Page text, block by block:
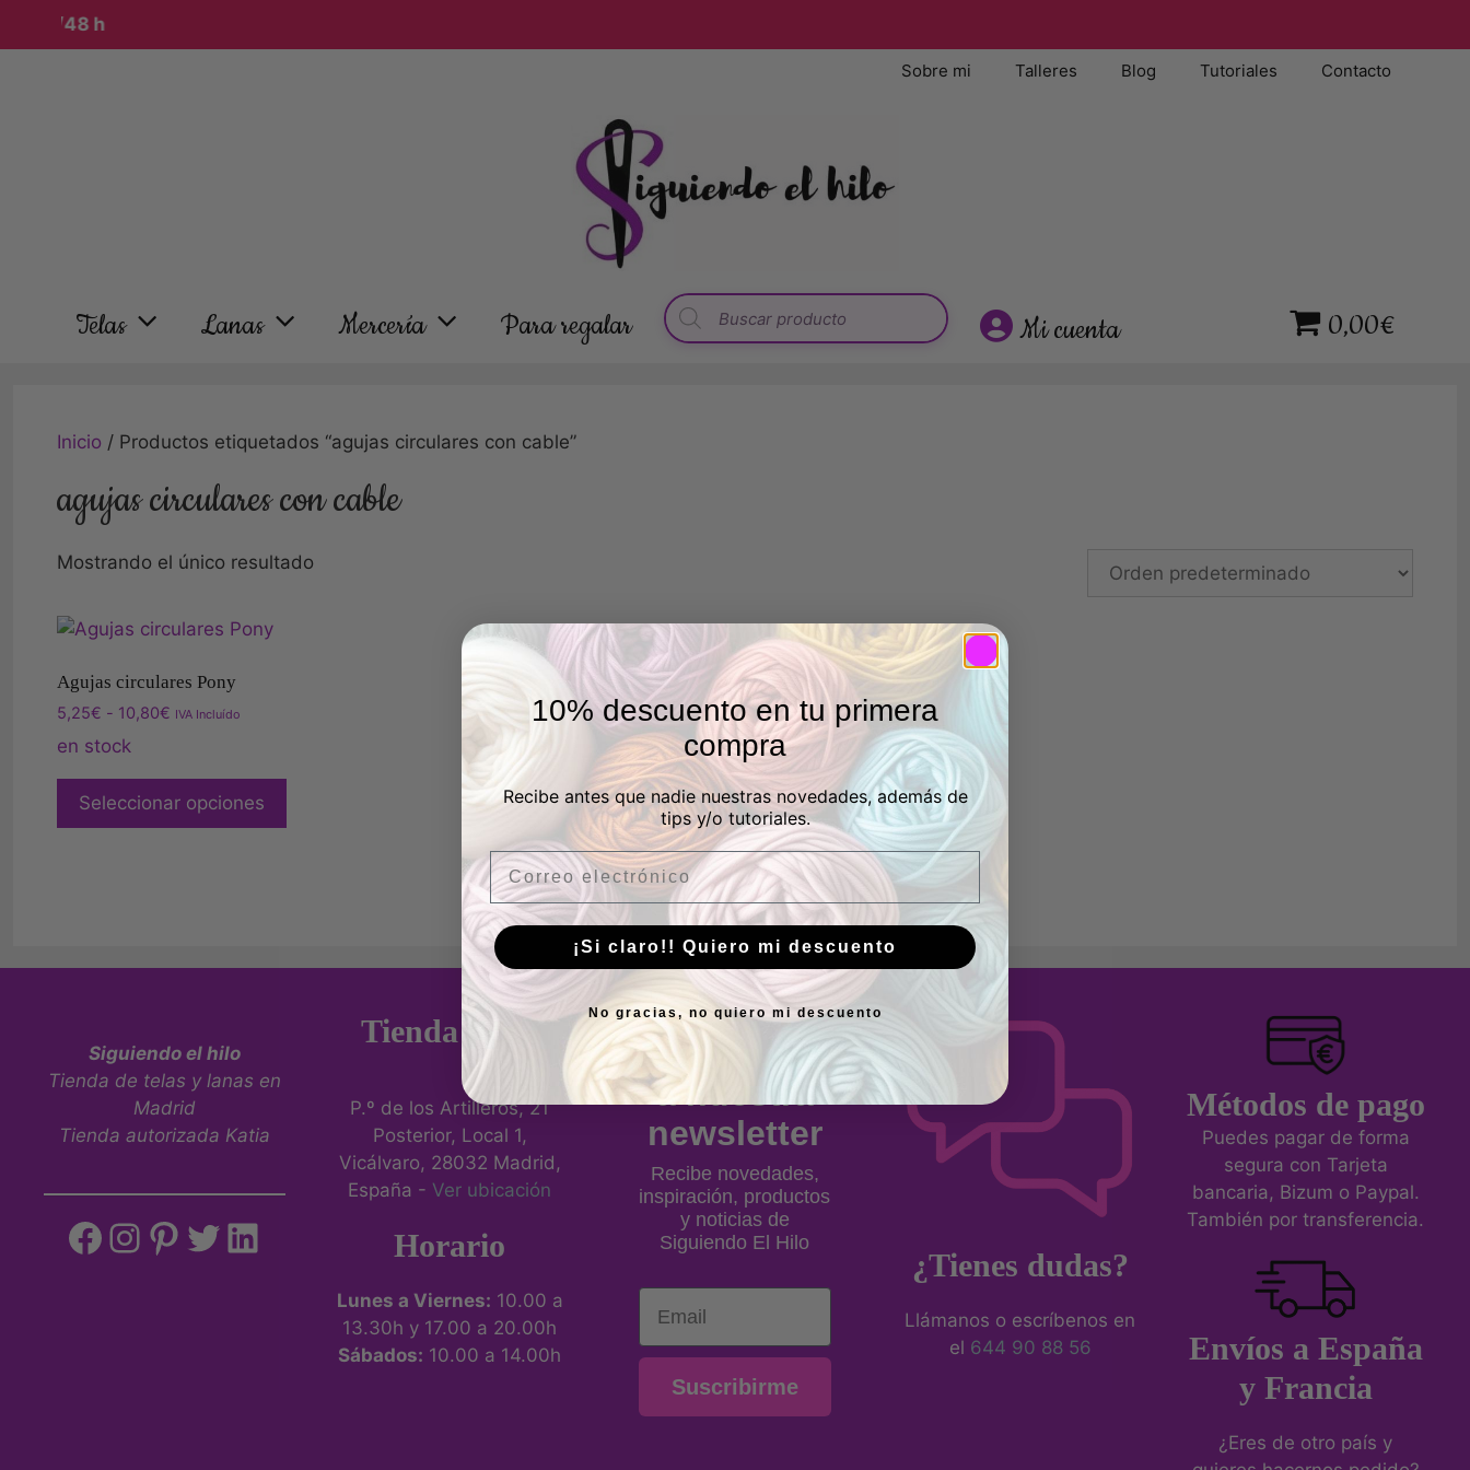
24/48 h
Sobre mi Talleres Blog Tutoriales Contacto
Telas Lanas Mercería Para regalar Mi cuenta 0,00€
Inicio / Productos etiquetados “agujas circulares con cable”
agujas circulares con cable
Mostrando el único resultado
Agujas circulares Pony
5,25€ - 10,80€ IVA Incluído
en stock
Seleccionar opciones
Siguiendo el hilo
Tienda de telas y lanas en
Madrid
Tienda autorizada Katia
Tienda física
P.º de los Artilleros, 21
Posterior, Local 1,
Vicálvaro, 28032 Madrid,
España - Ver ubicación
Horario
Lunes a Viernes: 10.00 a
13.30h y 17.00 a 20.00h
Sábados: 10.00 a 14.00h
Suscríbete
a nuestra
newsletter
Recibe novedades,
inspiración, productos
y noticias de
Siguiendo El Hilo
Email
Suscribirme
¿Tienes dudas?
Llámanos o escríbenos en
el 644 90 88 56
Métodos de pago
Puedes pagar de forma
segura con Tarjeta
bancaria, Bizum o Paypal.
También por transferencia.
Envíos a España
y Francia
¿Eres de otro país y
10% descuento en tu primera
compra
Recibe antes que nadie nuestras novedades, además de
tips y/o tutoriales.
Email
¡Si claro!! Quiero mi descuento
No gracias, no quiero mi descuento